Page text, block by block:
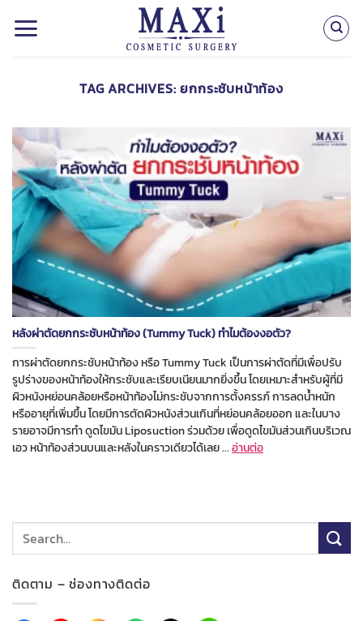
TAG ARCHIVES:ยกกระชับหน้าท้อง
หลังผ่าตัดยกกระชับหน้าท้อง (Tummy Tuck) ทำไมต้องงอตัว?
การผ่าตัดยกกระชับหน้าท้อง หรือ Tummy Tuck เป็นการผ่าตัดที่มีเพื่อปรับ
รูปร่างของหน้าท้องให้กระชับและเรียบเนียนมากยิ่งขึ้น โดยเหมาะสำหรับผู้ที่มี
ผิวหนังหย่อนคล้อยหรือหน้าท้องไม่กระชับจากการตั้งครรภ์ การลดน้ำหนัก
หรืออายุที่เพิ่มขึ้น โดยมีการตัดผิวหนังส่วนเกินที่หย่อนคล้อยออก และในบาง
รายอาจมีการทำ ดูดไขมัน Liposuction ร่วมด้วย เพื่อดูดไขมันส่วนเกินบริเวณ
เอว หน้าท้องส่วนบนและหลังในคราวเดียวได้เลย ... อ่านต่อ
ติดตาม – ช่องทางติดต่อ